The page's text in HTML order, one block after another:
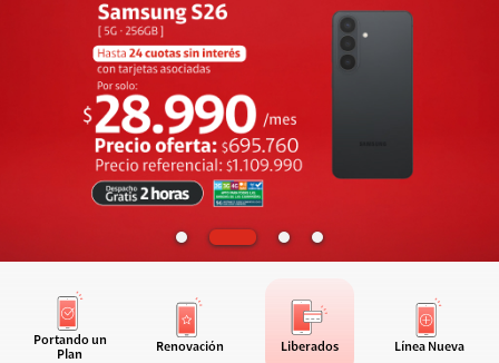
Portando un
Plan
Renovación Liberados Línea Nueva